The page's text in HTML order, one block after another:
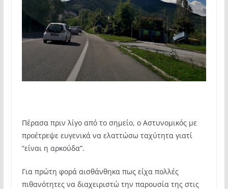
Πέρασα πριν λίγο από το σημείο, ο Αστυνομικός με
προέτρεψε ευγενικά να ελαττώσω ταχύτητα γιατί
“είναι η αρκούδα”.
Για πρώτη φορά αισθάνθηκα πως είχα πολλές
πιθανότητες να διαχειριστώ την παρουσία της στις